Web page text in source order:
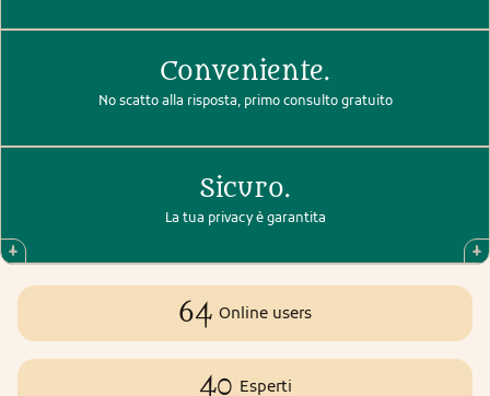
Conveniente.
No scatto alla risposta, primo consulto gratuito
Sicuro.
La tua privacy è garantita
64 Online users
40 Esperti